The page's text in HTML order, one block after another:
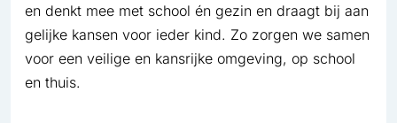
en denkt mee met school én gezin en draagt bij aan
gelijke kansen voor ieder kind. Zo zorgen we samen
voor een veilige en kansrijke omgeving, op school
en thuis.